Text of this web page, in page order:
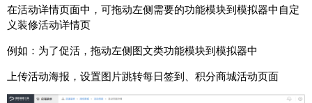
在活动详情页面中，可拖动左侧需要的功能模块到模拟器中自定
义装修活动详情页
例如：为了促活，拖动左侧图文类功能模块到模拟器中
上传活动海报，设置图片跳转每日签到、积分商城活动页面